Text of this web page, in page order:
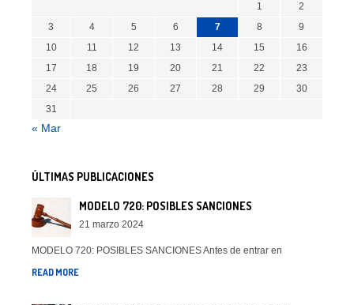
1
2
3
4 5 6 7 8
9
10
11 12 13 14 15
16
17
18 19 20 21 22
23
24
25 26 27 28 29
30
31
« Mar
ÚLTIMAS PUBLICACIONES
MODELO 720: POSIBLES SANCIONES
21 marzo 2024
MODELO 720: POSIBLES SANCIONES Antes de entrar en
READ MORE